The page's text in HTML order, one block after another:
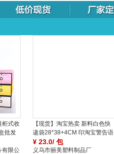
柜式收
批发
有限公
【现货】淘宝热卖 新料白色快
递袋28*38+4CM 印淘宝警告语
发货袋
¥ 23.0/ 包
义乌市丽美塑料制品厂